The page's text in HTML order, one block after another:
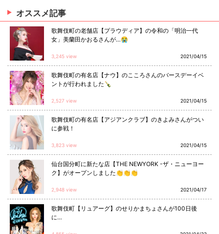
オススメ記事
歌舞伎町の老舗店【プラウディア】の令和の「明治一代
女」美蘭田かおるさんが…😭
3,245 view 2021/04/15
歌舞伎町の有名店【ナウ】のこころさんのバースデーイベ
ントが行われました🍾
2,527 view 2021/04/15
歌舞伎町の有名店【アジアンクラブ】のきよみさんがつい
に参戦！
3,823 view 2021/04/15
仙台国分町に新たな店【THE NEWYORK -ザ・ニューヨー
ク】がオープンしました👏👏👏
2,948 view 2021/04/17
歌舞伎町【リュアーグ】のせりかまちょさんが100日後
に…